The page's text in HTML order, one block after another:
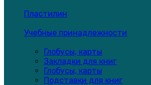
Пластилин
Учебные принадлежности
Глобусы, карты
Закладки для книг
Глобусы, карты
Подставки для книг